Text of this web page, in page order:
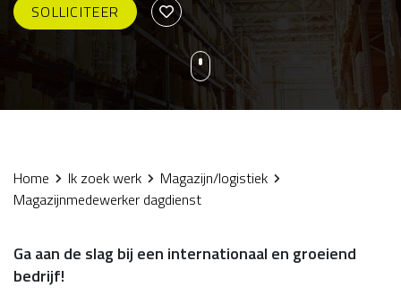
SOLLICITEER
Home Ik zoek werk
Magazijn/logistiek
Magazijnmedewerker dagdienst
Ga aan de slag bij een internationaal en groeiend
bedrijf!